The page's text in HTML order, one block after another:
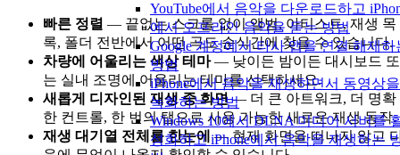
YouTube에서 음악을 다운로드하고
에서 오프라인 음악을 듣는 방법
Google 계정에서 타사 앱을 연결 해제하
방법
iPhone에서 음악을 재생하면서 동영상을
녹화하는 방법
Windows 10에서 DLNA 미디어 서버를
성화하고 iPhone에서 음악을 재생하는
빠른 정렬 — 끝없는 스크롤 없이 앨범, 아티스트, 재생 목
록, 폴더 전반에서 어떤 곡도 순식간에 찾을 수 있습니다.
차량에 어울리는 색상 테마— 낮이든 밤이든 대시보드 또
는 실내 조명에 어울리는 테마를 선택하세요.
새롭게 디자인된 재생 중 화면— 더 큰 아트워크, 더 명확
한 컨트롤, 한 번의 탭으로 사용 가능한 새로운 재생 동작.
재생 대기열 전체를 한눈에 — 현재 화면을 떠나지 않고